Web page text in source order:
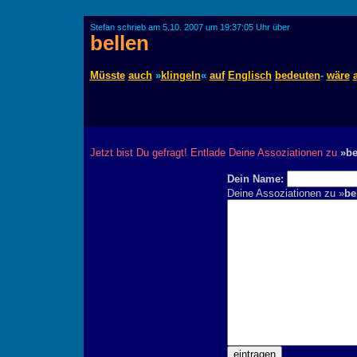
Stefan schrieb am 5.10. 2007 um 19:37:05 Uhr über
bellen
Müsste auch»klingeln« auf Englisch bedeuten- wäre
Jetzt bist Du gefragt! Entlade Deine Assoziationen zu
Dein Name:
Deine Assoziationen zu »